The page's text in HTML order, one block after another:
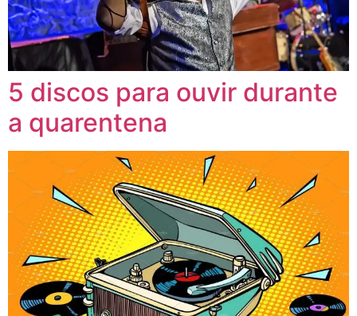
5 discos para ouvir durante
a quarentena